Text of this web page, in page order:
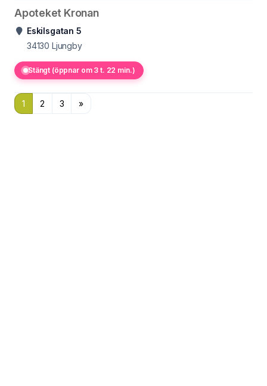
Apoteket Kronan
Eskilsgatan 5
34130 Ljungby
Stängt (öppnar om 3 t. 22 min.)
1 2 3 »